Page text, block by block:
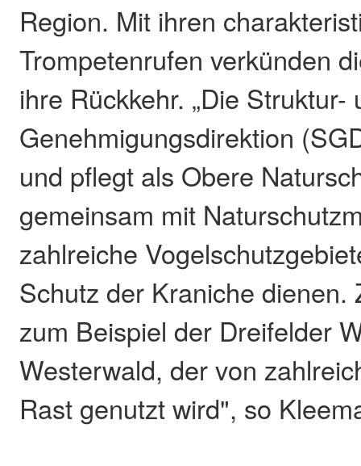
Region. Mit ihren
Trompetenrufen verkünden
ihre Rückkehr. „Die Struktur-
Genehmigungsdirektion
und pflegt als Obere
gemeinsam mit
zahlreiche
Schutz der Kraniche dienen.
zum Beispiel der Dreifelder
Westerwald, der von
Rast genutzt wird", so